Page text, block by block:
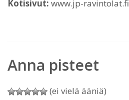
Kotisivut: www.jp-ravintolat.fi
Anna pisteet
(ei vielä ääniä)